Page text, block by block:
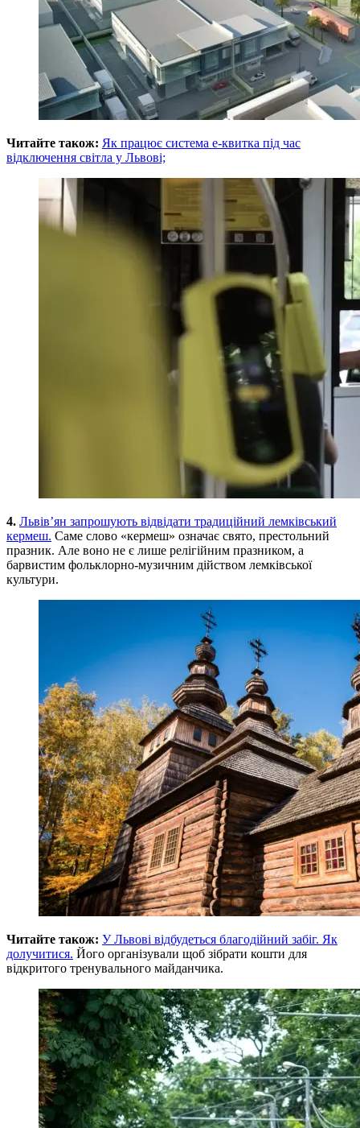
Читайте також: Як працює система е-квитка під час
відключення світла у Львові;
4. Львів’ян запрошують відвідати традиційний лемківський
кермеш. Саме слово «кермеш» означає свято, престольний
празник. Але воно не є лише релігійним празником, а
барвистим фольклорно-музичним дійством лемківської
культури.
Читайте також: У Львові відбудеться благодійний забіг. Як
долучитися. Його організували щоб зібрати кошти для
відкритого тренувального майданчика.